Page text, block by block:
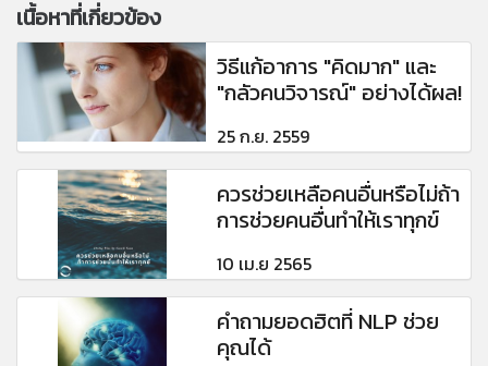
เนื้อหาที่เกี่ยวข้อง
วิธีแก้อาการ "คิดมาก" และ
"กลัวคนวิจารณ์" อย่างได้ผล!
25 ก.ย. 2559
ควรช่วยเหลือคนอื่นหรือไม่ถ้า
การช่วยคนอื่นทำให้เราทุกข์
10 เม.ย 2565
คำถามยอดฮิตที่ NLP ช่วย
คุณได้